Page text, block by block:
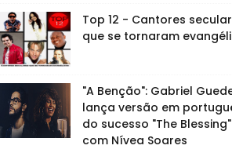
Top 12 - Cantores
que se tornaram
"A Benção": Gabriel
lança versão em
do sucesso "The Blessing"
com Nívea Soares